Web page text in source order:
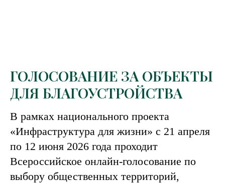
ГОЛОСОВАНИЕ ЗА ОБЪЕКТЫ
ДЛЯ БЛАГОУСТРОЙСТВА
В рамках национального проекта
«Инфраструктура для жизни» с 21 апреля
по 12 июня 2026 года проходит
Всероссийское онлайн-голосование по
выбору общественных территорий,